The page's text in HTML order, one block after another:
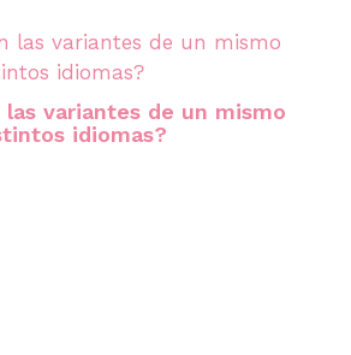
las variantes de un mismo
idiomas?